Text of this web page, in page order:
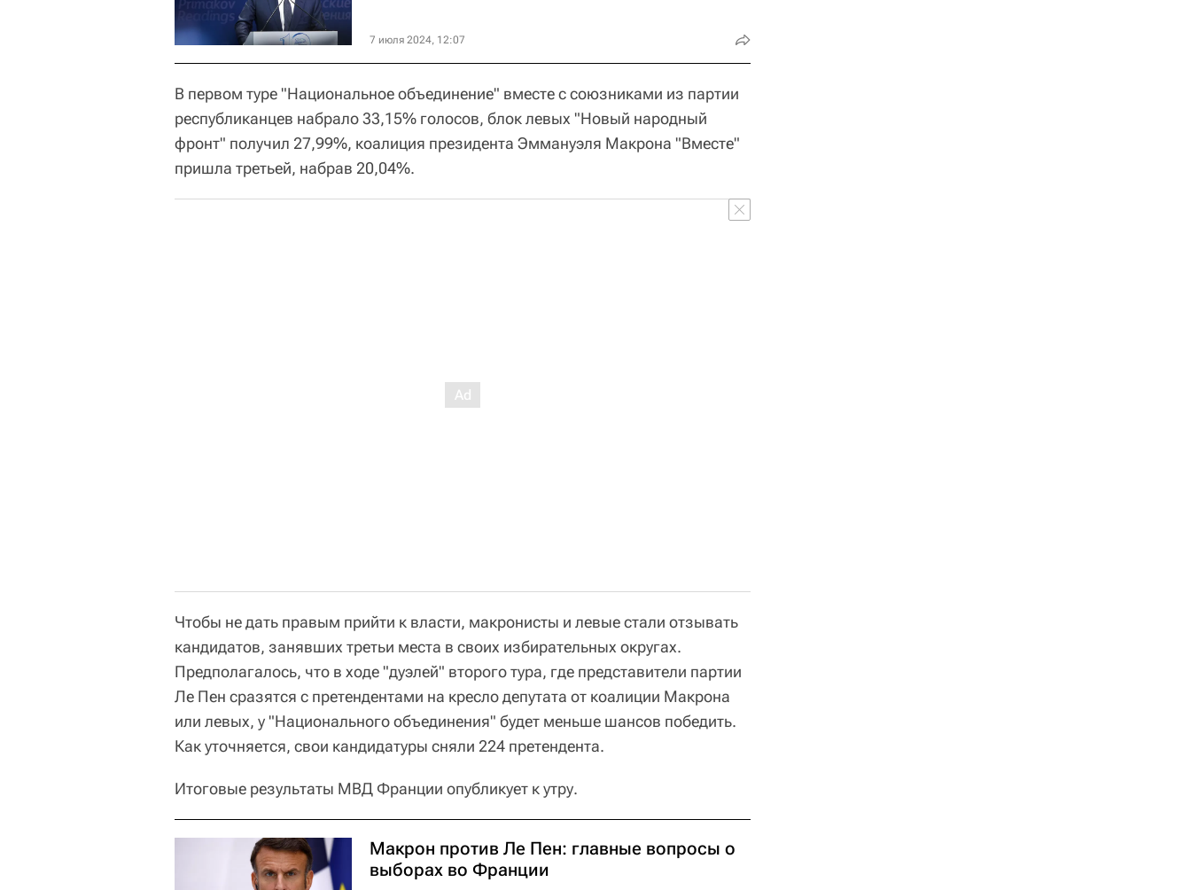
7 июля 2024, 12:07
В первом туре "Национальное объединение" вместе с союзниками из партии
республиканцев набрало 33,15% голосов, блок левых "Новый народный
фронт" получил 27,99%, коалиция президента Эммануэля Макрона "Вместе"
пришла третьей, набрав 20,04%.
Чтобы не дать правым прийти к власти, макронисты и левые стали отзывать
кандидатов, занявших третьи места в своих избирательных округах.
Предполагалось, что в ходе "дуэлей" второго тура, где представители партии
Ле Пен сразятся с претендентами на кресло депутата от коалиции Макрона
или левых, у "Национального объединения" будет меньше шансов победить.
Как уточняется, свои кандидатуры сняли 224 претендента.
Итоговые результаты МВД Франции опубликует к утру.
Макрон против Ле Пен: главные вопросы о
выборах во Франции